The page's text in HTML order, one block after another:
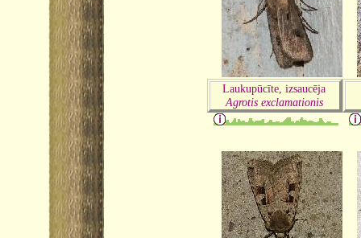
Laukupūcīte, izsaucēja
Agrotis exclamationis